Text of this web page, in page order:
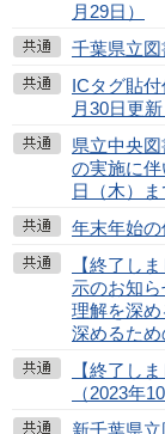
月29日）
千葉県立図
ICタグ貼
月30日更
県立中央
の実施に
日（木）
年末年始の
【終了し
示のお知
理解を深
深めるため
【終了し
（2023年
新千葉県